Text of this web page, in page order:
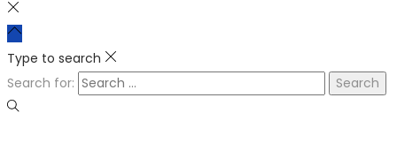
Type to search
Search for: